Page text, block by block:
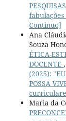
Contínuo]
Ana
Souza
ÉTICA-
DOCENTE ,
(2025):
POSSA
Maria da